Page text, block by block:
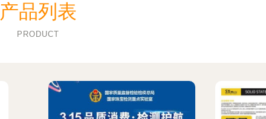
产品列表
PRODUCT